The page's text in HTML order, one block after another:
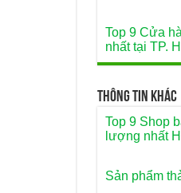
Top 9 Cửa
nhất tại TP.
Thông Tin Khác
Top 9 Shop
lượng nhất
Sản phẩm